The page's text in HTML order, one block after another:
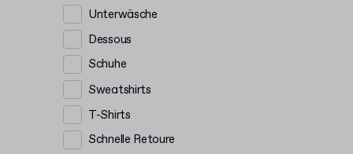
Unterwäsche
Dessous
Schuhe
Sweatshirts
T-Shirts
Schnelle Retoure